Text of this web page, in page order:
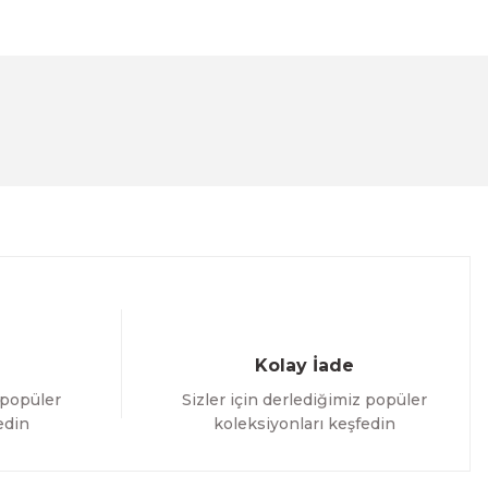
Kolay İade
Sizler için derlediğimiz popüler
koleksiyonları keşfedin